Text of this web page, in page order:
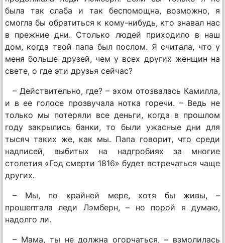
была так слаба и так беспомощна, возможно, я
смогла бы обратиться к кому-нибудь, кто знавал нас
в прежние дни. Столько людей приходило в наш
дом, когда твой папа был послом. Я считала, что у
меня больше друзей, чем у всех других женщин на
свете, о где эти друзья сейчас?
– Действительно, где? – эхом отозвалась Камилла,
и в ее голосе прозвучала нотка горечи. – Ведь не
только мы потеряли все деньги, когда в прошлом
году закрылись банки, то были ужасные дни для
тысяч таких же, как мы. Папа говорит, что среди
надписей, выбитых на надгробиях за многие
столетия «Год смерти 1816» будет встречаться чаще
других.
– Мы, по крайней мере, хотя бы живы, –
прошептала леди Лэмберн, – но порой я думаю,
надолго ли.
– Мама, ты не должна огорчаться, – взмолилась